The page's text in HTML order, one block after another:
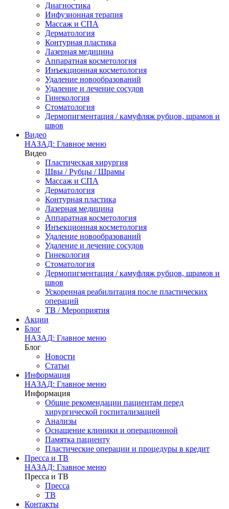
Диагностика
Инфузионная терапия
Массаж и СПА
Дерматология
Контурная пластика
Лазерная медицина
Аппаратная косметология
Инъекционная косметология
Удаление новообразований
Удаление и лечение сосудов
Гинекология
Стоматология
Дермопигментация / камуфляж рубцов, шрамов и
швов
Видео
НАЗАД: Главное меню
Видео
Пластическая хирургия
Швы / Рубцы / Шрамы
Массаж и СПА
Дерматология
Контурная пластика
Лазерная медицина
Аппаратная косметология
Инъекционная косметология
Удаление новообразований
Удаление и лечение сосудов
Гинекология
Стоматология
Дермопигментация / камуфляж рубцов, шрамов и
швов
Ускоренная реабилитация после пластических
операций
ТВ / Мероприятия
Акции
Блог
НАЗАД: Главное меню
Блог
Новости
Статьи
Информация
НАЗАД: Главное меню
Информация
Общие рекомендации пациентам перед
хирургической госпитализацией
Анализы
Оснащение клиники и операционной
Памятка пациенту
Пластические операции и процедуры в кредит
Пресса и ТВ
НАЗАД: Главное меню
Пресса и ТВ
Пресса
ТВ
Контакты